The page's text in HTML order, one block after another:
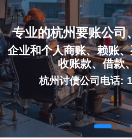
专业的杭州要账公司
企业和个人商账、赖账
收账款、借款
杭州讨债公司电话: